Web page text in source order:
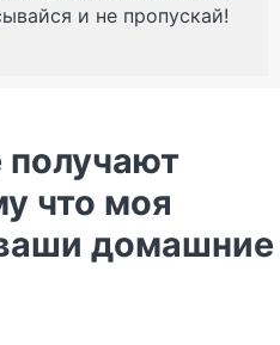
и не пропускай!
получают
что моя
домашние